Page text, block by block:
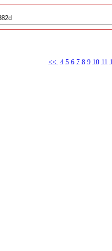
<< 4 5 6 7 8 9 10 11